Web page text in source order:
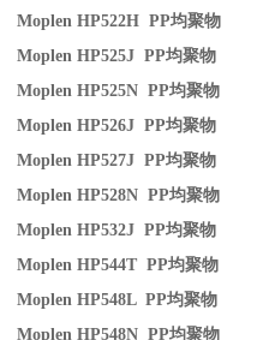
Moplen HP522H PP均聚物
Moplen HP525J PP均聚物
Moplen HP525N PP均聚物
Moplen HP526J PP均聚物
Moplen HP527J PP均聚物
Moplen HP528N PP均聚物
Moplen HP532J PP均聚物
Moplen HP544T PP均聚物
Moplen HP548L PP均聚物
Moplen HP548N PP均聚物